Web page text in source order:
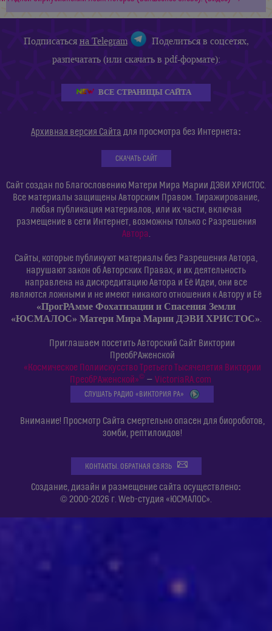
Подписатьсяна Telegram
Поделиться в соцсетях,
разпечатать (или скачать в pdf-формате):
ВСЕ СТРАНИЦЫ САЙТА
Архивная версия Сайта для просмотра без Интернета:
СКАЧАТЬ САЙТ
Сайт создан по Благословению Матери Мира Марии ДЭВИ ХРИСТОС.
Все материалы защищены Авторским Правом. Тиражирование,
любая публикация материалов, или их части, включая
размещение в сети Интернет, возможны только с Разрешения
Автора.
Сайты, которые публикуют материалы без Разрешения Автора,
нарушают закон об Авторских Правах, и их деятельность
направлена на дискредитацию Автора и Её Идеи, они все
являются ложными и не имеют никакого отношения к Автору и Её
«ПрогРАмме Фохатизации и Спасения Земли
«ЮСМАЛОС» Матери Мира Марии ДЭВИ ХРИСТОС».
Приглашаем посетить Авторский Сайт Виктории
ПреобРАженской
«Космическое Полиискусство Третьего Тысячелетия Виктории
ПреобРАженской»©— VictoriaRA.com
СЛУШАТЬ РАДИО «ВИКТОРИЯ РА»
Внимание! Просмотр Сайта смертельно опасен для биороботов,
зомби, рептилоидов!
КОНТАКТЫ. ОБРАТНАЯ СВЯЗЬ
Создание, дизайн и размещение сайта осуществлено:
© 2000-2026 г. Web-студия «ЮСМАЛОС».